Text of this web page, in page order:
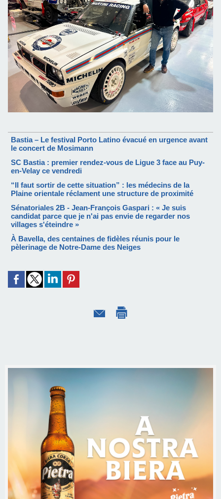
Bastia – Le festival Porto Latino évacué en urgence avant
le concert de Mosimann
SC Bastia : premier rendez-vous de Ligue 3 face au Puy-
en-Velay ce vendredi
“Il faut sortir de cette situation” : les médecins de la
Plaine orientale réclament une structure de proximité
Sénatoriales 2B - Jean-François Gaspari : « Je suis
candidat parce que je n'ai pas envie de regarder nos
villages s'éteindre »
À Bavella, des centaines de fidèles réunis pour le
pèlerinage de Notre-Dame des Neiges